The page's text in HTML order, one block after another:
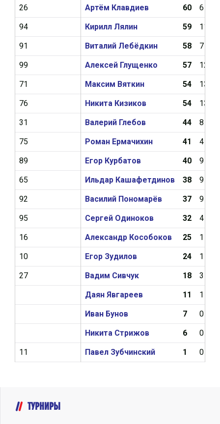
Артём Клавдиев 60 6
Кирилл Лялин 59 11
Виталий Лебёдкин 58 7
Алексей Глущенко 57 12
Максим Вяткин 54 13
Никита Кизиков 54 13
Валерий Глебов 44 8
Роман Ермачихин 41 4
Егор Курбатов 40 9
Ильдар Кашафетдинов 38 9
Василий Пономарёв 37 9
Сергей Одиноков 32 4
Александр Кособоков 25 1
Егор Зудилов 24 1
Вадим Сивчук 18 3
Даян Явгареев 11 1
Иван Бунов 7 0
Никита Стрижов 6 0
Павел Зубчинский 1 0
26
94
91
99
71
76
31
75
89
65
92
95
16
10
27
11
ТУРНИРЫ